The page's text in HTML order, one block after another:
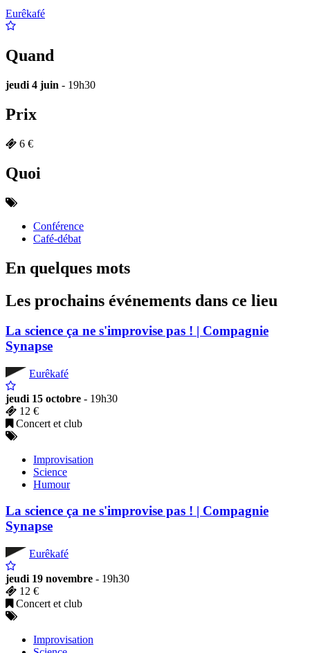
Eurêkafé
Quand
jeudi 4 juin - 19h30
Prix
6 €
Quoi
Conférence
Café-débat
En quelques mots
Les prochains événements dans ce lieu
La science ça ne s'improvise pas ! | Compagnie
Synapse
Eurêkafé
jeudi 15 octobre - 19h30
12 €
Concert et club
Improvisation
Science
Humour
La science ça ne s'improvise pas ! | Compagnie
Synapse
Eurêkafé
jeudi 19 novembre - 19h30
12 €
Concert et club
Improvisation